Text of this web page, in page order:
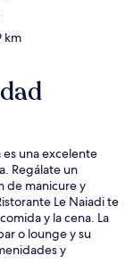
km
es una excelente
Regálate un
de manicure y
Le Naiadi te
y la cena. La
o lounge y su
y